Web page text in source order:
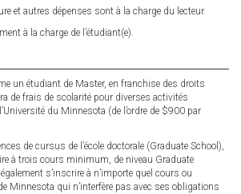
et autres dépenses sont à la charge du lecteur.
à la charge de l’étudiant(e).
un étudiant de Master, en franchise des droits
de frais de scolarité pour diverses activités
du Minnesota (de l’ordre de $900 par
de cursus de l’école doctorale (Graduate School),
à trois cours minimum, de niveau Graduate
s’inscrire à n’importe quel cours ou
Minnesota qui n’interfère pas avec ses obligations